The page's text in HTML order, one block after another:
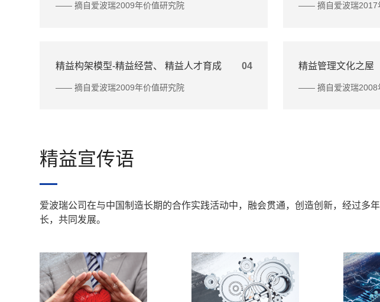
—— 摘自爱波瑞2009年价值研究院 —— 摘自爱波瑞2017
精益构架模型-精益经营、 精益人才育成 04
—— 摘自爱波瑞2009年价值研究院
精益管理文化之屋
—— 摘自爱波瑞2008
精益宣传语
爱波瑞公司在与中国制造长期的合作实践活动中，融会贯通，创造创新，经过多
长，共同发展。